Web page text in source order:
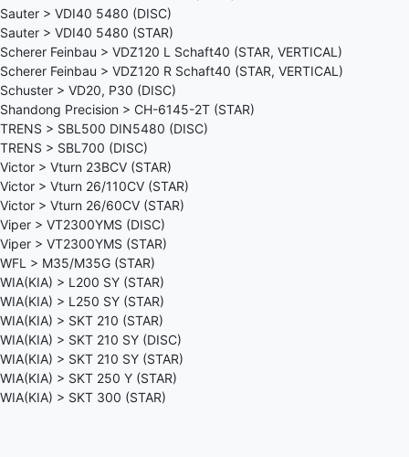
Sauter > VDI40 5480 (DISC)
Sauter > VDI40 5480 (STAR)
Scherer Feinbau > VDZ120 L Schaft40 (STAR, VERTICAL)
Scherer Feinbau > VDZ120 R Schaft40 (STAR, VERTICAL)
Schuster > VD20, P30 (DISC)
Shandong Precision > CH-6145-2T (STAR)
TRENS > SBL500 DIN5480 (DISC)
TRENS > SBL700 (DISC)
Victor > Vturn 23BCV (STAR)
Victor > Vturn 26/110CV (STAR)
Victor > Vturn 26/60CV (STAR)
Viper > VT2300YMS (DISC)
Viper > VT2300YMS (STAR)
WFL > M35/M35G (STAR)
WIA(KIA) > L200 SY (STAR)
WIA(KIA) > L250 SY (STAR)
WIA(KIA) > SKT 210 (STAR)
WIA(KIA) > SKT 210 SY (DISC)
WIA(KIA) > SKT 210 SY (STAR)
WIA(KIA) > SKT 250 Y (STAR)
WIA(KIA) > SKT 300 (STAR)